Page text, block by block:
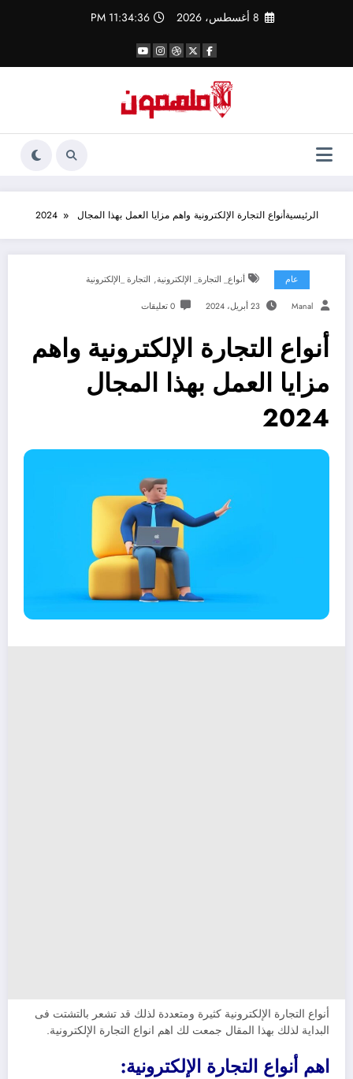
8 أغسطس، 2026 11:34:36 PM
الرئيسيةأنواع التجارة الإلكترونية واهم مزايا العمل بهذا المجال 2024
عام أنواع_ التجارة_ الإلكترونية, التجارة _الإلكترونية
Manal 23 أبريل، 2024 0 تعليقات
أنواع التجارة الإلكترونية واهم
مزايا العمل بهذا المجال
2024
أنواع التجارة الإلكترونية كثيرة ومتعددة لذلك قد تشعر بالتشتت فى
البداية لذلك بهذا المقال جمعت لك اهم انواع التجارة الإلكترونية.
اهم أنواع التجارة الإلكترونية: